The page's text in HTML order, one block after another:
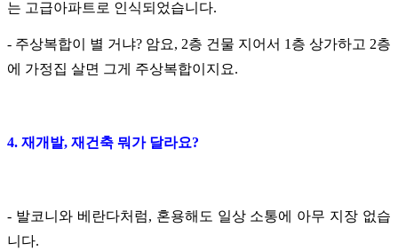
는 고급아파트로 인식되었습니다.
- 주상복합이 별 거냐? 암요, 2층 건물 지어서 1층 상가하고 2층
에 가정집 살면 그게 주상복합이지요.
4. 재개발, 재건축 뭐가 달라요?
- 발코니와 베란다처럼, 혼용해도 일상 소통에 아무 지장 없습
니다.